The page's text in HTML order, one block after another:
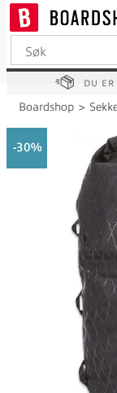
DU ER
Boardshop>
30%